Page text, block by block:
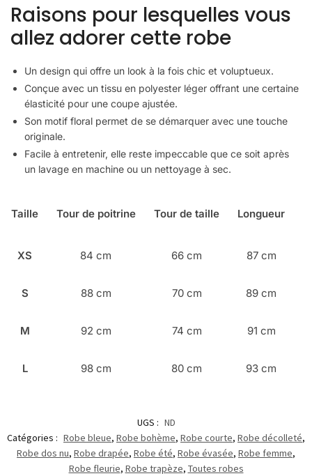
Raisons pour lesquelles vous
allez adorer cette robe
Un design qui offre un look à la fois chic et voluptueux.
Conçue avec un tissu en polyester léger offrant une certaine
élasticité pour une coupe ajustée.
Son motif floral permet de se démarquer avec une touche
originale.
Facile à entretenir, elle reste impeccable que ce soit après
un lavage en machine ou un nettoyage à sec.
Taille Tour de poitrine Tour de taille Longueur
XS 84 cm 66 cm 87 cm
S 88 cm 70 cm 89 cm
M 92 cm 74 cm 91 cm
L 98 cm 80 cm 93 cm
UGS : ND
Catégories : Robe bleue, Robe bohème, Robe courte, Robe décolleté,
Robe dos nu, Robe drapée, Robe été, Robe évasée, Robe femme,
Robe fleurie, Robe trapèze, Toutes robes